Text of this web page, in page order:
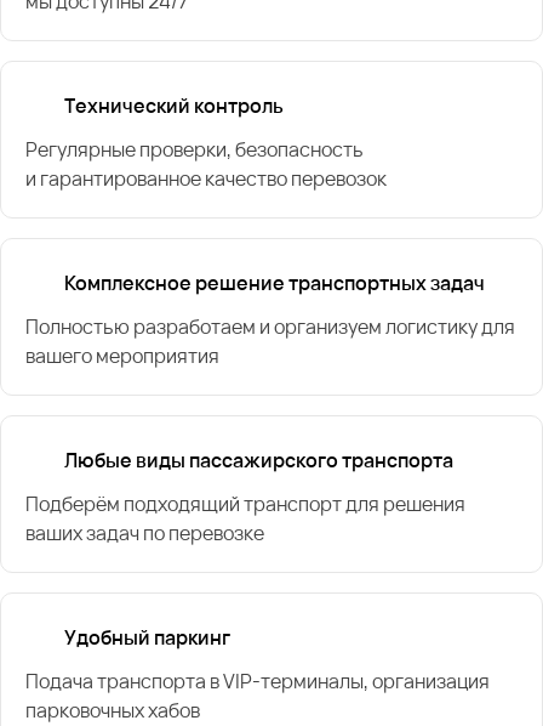
Технический контроль
Регулярные проверки, безопасность
и гарантированное качество перевозок
Комплексное решение транспортных задач
Полностью разработаем и организуем логистику для
вашего мероприятия
Любые виды пассажирского транспорта
Подберём подходящий транспорт для решения
ваших задач по перевозке
Удобный паркинг
Подача транспорта в VIP-терминалы, организация
парковочных хабов